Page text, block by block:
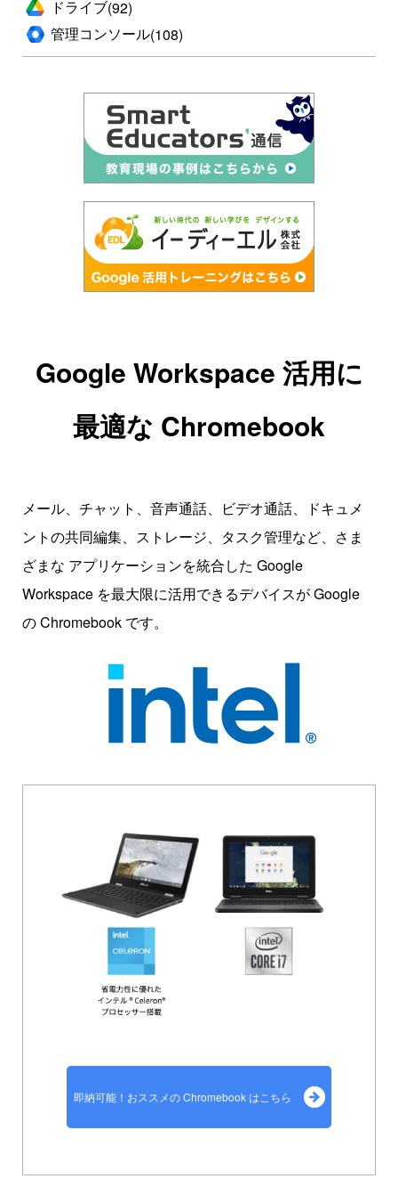
ドライブ(92)
管理コンソール(108)
Google Workspace 活用に
最適な Chromebook
メール、チャット、音声通話、ビデオ通話、ドキュメ
ントの共同編集、ストレージ、タスク管理など、さま
ざまな アプリケーションを統合した Google
Workspace を最大限に活用できるデバイスが Google
の Chromebook です。
即納可能！おススメの Chromebook はこちら